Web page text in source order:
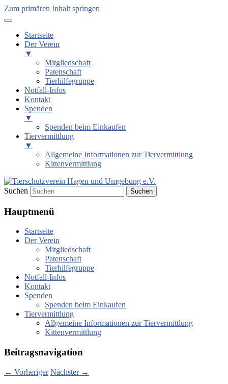
Zum primären Inhalt springen
Startseite
Der Verein
▼
Mitgliedschaft
Patenschaft
Tierhilfegruppe
Notfall-Infos
Kontakt
Spenden
▼
Spenden beim Einkaufen
Tiervermittlung
▼
Allgemeine Informationen zur Tiervermittlung
Kittenvermittlung
Tierschutzverein Hagen und
Umgebung e.V.
Suchen
Hauptmenü
Startseite
Der Verein
Mitgliedschaft
Patenschaft
Tierhilfegruppe
Notfall-Infos
Kontakt
Spenden
Spenden beim Einkaufen
Tiervermittlung
Allgemeine Informationen zur Tiervermittlung
Kittenvermittlung
Beitragsnavigation
← Vorheriger Nächster →